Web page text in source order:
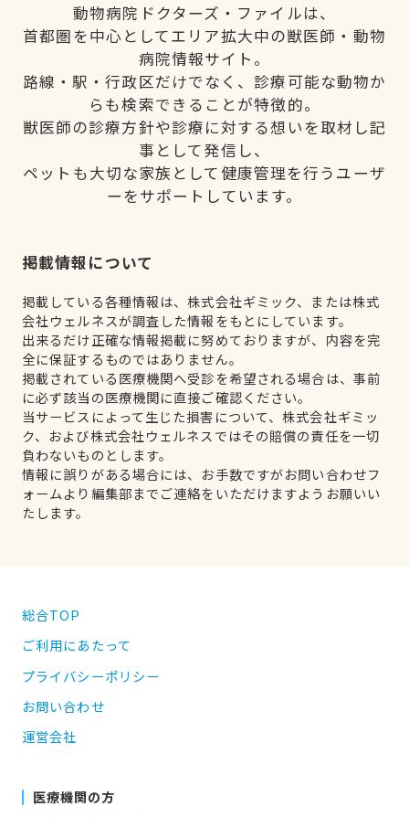
動物病院ドクターズ・ファイルは、
首都圏を中心としてエリア拡大中の獣医師・動物
病院情報サイト。
路線・駅・行政区だけでなく、診療可能な動物か
らも検索できることが特徴的。
獣医師の診療方針や診療に対する想いを取材し記
事として発信し、
ペットも大切な家族として健康管理を行うユーザ
ーをサポートしています。
掲載情報について
掲載している各種情報は、株式会社ギミック、または株式
会社ウェルネスが調査した情報をもとにしています。
出来るだけ正確な情報掲載に努めておりますが、内容を完
全に保証するものではありません。
掲載されている医療機関へ受診を希望される場合は、事前
に必ず該当の医療機関に直接ご確認ください。
当サービスによって生じた損害について、株式会社ギミッ
ク、および株式会社ウェルネスではその賠償の責任を一切
負わないものとします。
情報に誤りがある場合には、お手数ですがお問い合わせフ
ォームより編集部までご連絡をいただけますようお願いい
たします。
総合TOP
ご利用にあたって
プライバシーポリシー
お問い合わせ
運営会社
医療機関の方